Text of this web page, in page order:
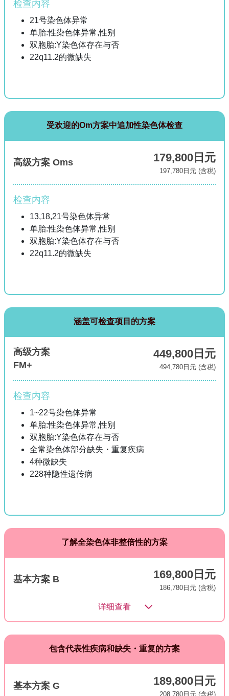
检查内容
21号染色体异常
单胎:性染色体异常,性别
双胞胎:Y染色体存在与否
22q11.2的微缺失
受欢迎的Om方案中追加性染色体检查
高级方案 Oms 179,800日元
197,780日元 (含税)
检查内容
13,18,21号染色体异常
单胎:性染色体异常,性别
双胞胎:Y染色体存在与否
22q11.2的微缺失
涵盖可检查项目的方案
高级方案
FM+
449,800日元
494,780日元 (含税)
检查内容
1~22号染色体异常
单胎:性染色体异常,性别
双胞胎:Y染色体存在与否
全常染色体部分缺失・重复疾病
4种微缺失
228种隐性遗传病
了解全染色体非整倍性的方案
基本方案 B 169,800日元
186,780日元 (含税)
详细查看
包含代表性疾病和缺失・重复的方案
基本方案 G 189,800日元
208,780日元 (含税)